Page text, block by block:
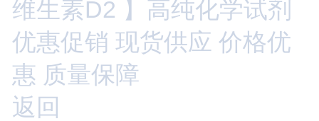
维生素D2 】高纯化学试剂
优惠促销 现货供应 价格优
惠 质量保障
返回